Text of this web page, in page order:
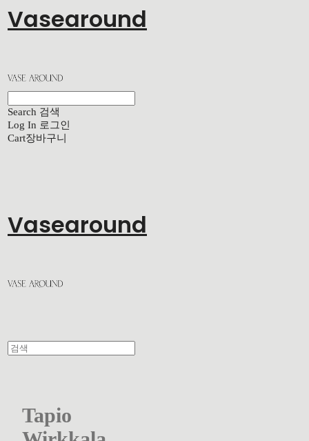
Vasearound
Search 검색
Log In 로그인
Cart장바구니
Vasearound
Tapio